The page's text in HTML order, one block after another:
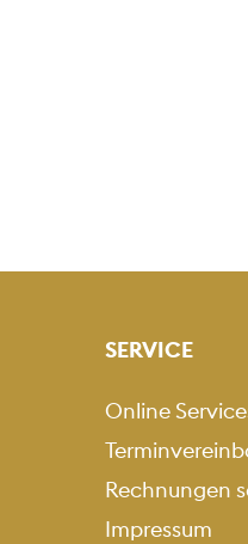
SERVICE
Online
Rechnungen
Impressum